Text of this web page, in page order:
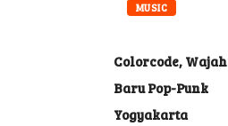
MUSIC
Colorcode, Wajah
Baru Pop-Punk
Yogyakarta